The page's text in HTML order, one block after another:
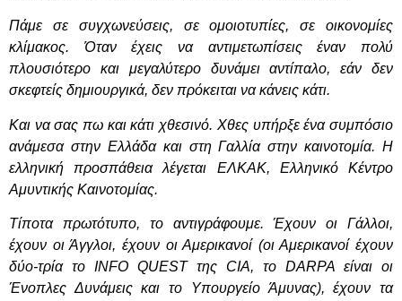
Πάμε σε συγχωνεύσεις, σε ομοιοτυπίες, σε οικονομίες
κλίμακος. Όταν έχεις να αντιμετωπίσεις έναν πολύ
πλουσιότερο και μεγαλύτερο δυνάμει αντίπαλο, εάν δεν
σκεφτείς δημιουργικά, δεν πρόκειται να κάνεις κάτι.
Και να σας πω και κάτι χθεσινό. Χθες υπήρξε ένα συμπόσιο
ανάμεσα στην Ελλάδα και στη Γαλλία στην καινοτομία. Η
ελληνική προσπάθεια λέγεται ΕΛΚΑΚ, Ελληνικό Κέντρο
Αμυντικής Καινοτομίας.
Τίποτα πρωτότυπο, το αντιγράφουμε. Έχουν οι Γάλλοι,
έχουν οι Άγγλοι, έχουν οι Αμερικανοί (οι Αμερικανοί έχουν
δύο-τρία το INFO QUEST της CIA, το DARPA είναι οι
Ένοπλες Δυνάμεις και το Υπουργείο Άμυνας), έχουν τα